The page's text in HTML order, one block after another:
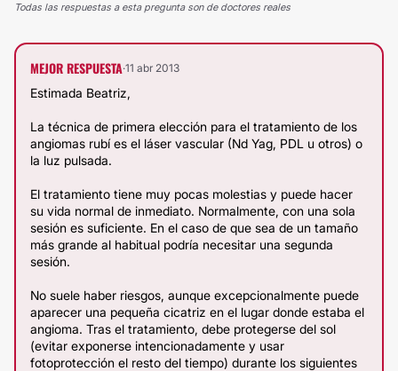
Todas las respuestas a esta pregunta son de doctores reales
MEJOR RESPUESTA·11 abr 2013
Estimada Beatriz,
La técnica de primera elección para el tratamiento de los
angiomas rubí es el láser vascular (Nd Yag, PDL u otros) o
la luz pulsada.
El tratamiento tiene muy pocas molestias y puede hacer
su vida normal de inmediato. Normalmente, con una sola
sesión es suficiente. En el caso de que sea de un tamaño
más grande al habitual podría necesitar una segunda
sesión.
No suele haber riesgos, aunque excepcionalmente puede
aparecer una pequeña cicatriz en el lugar donde estaba el
angioma. Tras el tratamiento, debe protegerse del sol
(evitar exponerse intencionadamente y usar
fotoprotección el resto del tiempo) durante los siguientes